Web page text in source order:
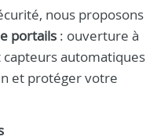
nous proposons
portails : ouverture à
automatiques
et protéger votre